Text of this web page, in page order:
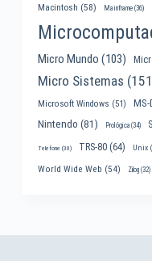
Macintosh (58) Mainframe(36)
Micro Mundo (103)
Micro Sistemas
Microsoft Windows (51) MS-
Nintendo (81) Prológica(34)
Telefone (30) TRS-80(64) Unix
World Wide Web (54) Zilog(32)